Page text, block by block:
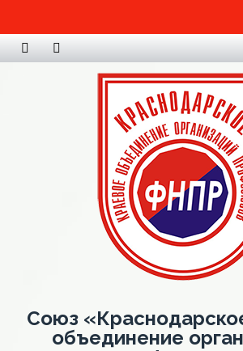
Союз
объединение